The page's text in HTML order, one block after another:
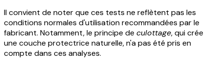
Il convient de noter que ces tests ne reflètent pas les
conditions normales d'utilisation recommandées par le
fabricant. Notamment, le principe de culottage, qui crée
une couche protectrice naturelle, n'a pas été pris en
compte dans ces analyses.